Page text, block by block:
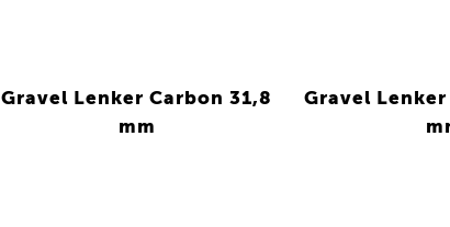
Gravel Lenker Carbon 31,8
mm
Gravel